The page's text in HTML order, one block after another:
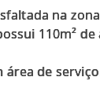
na
110m²
área de